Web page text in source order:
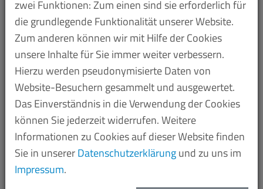
eröffnet, ist insbesondere Heiner Goebbels
performative Installation 862 – Eine Orakelmaschine
an der Kohlenstampfmaschine im Paradies der
Höhepunkt der diesjährigen In-situ-Projekte – eine
eigens für den Ort geschaffene Neukomposition aus
Sound, Video Licht, Text und Stimmen, die am 1.
September ihre Welturaufführung feiert.
Am ersten Wochenende des In-Situ-Programms ist
die Werkschau WHEN WE ARE GONE von Julian
Rosefeldt mitsamt der visuell sowie akustisch
opulenten Filmoper EUPHORIA letztmalig zu erleben.
zwei Funktionen: Zum einen sind sie erforderlich für
die grundlegende Funktionalität unserer Website.
Zum anderen können wir mit Hilfe der Cookies
unsere Inhalte für Sie immer weiter verbessern.
Hierzu werden pseudonymisierte Daten von
Website-Besuchern gesammelt und ausgewertet.
Das Einverständnis in die Verwendung der Cookies
können Sie jederzeit widerrufen. Weitere
Informationen zu Cookies auf dieser Website finden
Sie in unsererDatenschutzerklärungund zu uns im
Impressum.